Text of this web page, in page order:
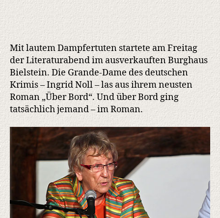
Mit lautem Dampfertuten startete am Freitag
der Literaturabend im ausverkauften Burghaus
Bielstein. Die Grande-Dame des deutschen
Krimis – Ingrid Noll – las aus ihrem neusten
Roman „Über Bord“. Und über Bord ging
tatsächlich jemand – im Roman.